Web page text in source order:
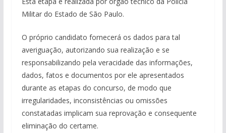
Militar do Estado de São Paulo.
O próprio candidato fornecerá os dados para tal
averiguação, autorizando sua realização e se
responsabilizando pela veracidade das informações,
dados, fatos e documentos por ele apresentados
durante as etapas do concurso, de modo que
irregularidades, inconsistências ou omissões
constatadas implicam sua reprovação e consequente
eliminação do certame.